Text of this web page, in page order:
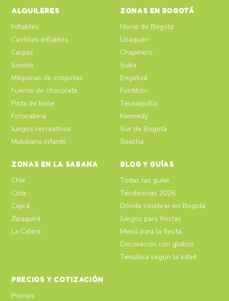
ALQUILERES
Inflables
Castillos inflables
Carpas
Sonido
Máquinas de crispetas
Fuente de chocolate
Pista de baile
Fotocabina
Juegos recreativos
Mobiliario infantil
ZONAS EN BOGOTÁ
Norte de Bogotá
Usaquén
Chapinero
Suba
Engativá
Fontibón
Teusaquillo
Kennedy
Sur de Bogotá
Soacha
ZONAS EN LA SABANA
Chía
Cota
Cajicá
Zipaquirá
La Calera
BLOG Y GUÍAS
Todas las guías
Tendencias 2026
Dónde celebrar en Bogotá
Juegos para fiestas
Menú para la fiesta
Decoración con globos
Temática según la edad
PRECIOS Y COTIZACIÓN
Precios